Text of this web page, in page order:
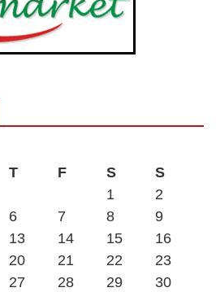
T F S
S
1
2
6 7 8
9
13 14 15
16
20 21 22
23
27 28 29
30